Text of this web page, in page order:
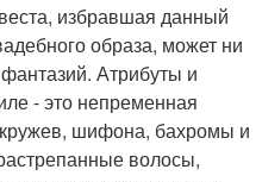
избравшая данный
образа, может ни
Атрибуты и
- это непременная
кружев, шифона, бахромы и
волосы,